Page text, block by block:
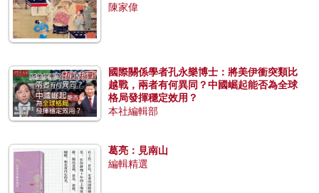
陳家偉
國際關係學者孔永樂博士：將美伊衝突類比
越戰，兩者有何異同？中國崛起能否為全球
格局發揮穩定效用？
本社編輯部
葛亮：見南山
編輯精選